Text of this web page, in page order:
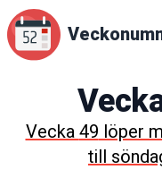
Vecka49löper
till